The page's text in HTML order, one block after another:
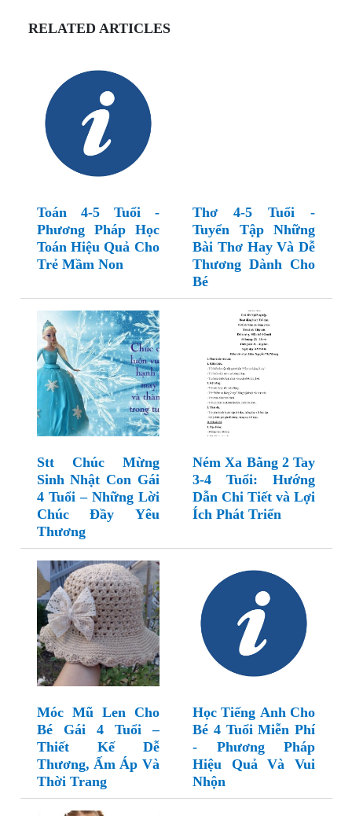
RELATED ARTICLES
Toán 4-5 Tuổi -
Phương Pháp Học
Toán Hiệu Quả Cho
Trẻ Mầm Non
Thơ 4-5 Tuổi -
Tuyển Tập Những
Bài Thơ Hay Và Dễ
Thương Dành Cho
Bé
Stt Chúc Mừng
Sinh Nhật Con Gái
4 Tuổi – Những Lời
Chúc Đầy Yêu
Thương
Ném Xa Bằng 2 Tay
3-4 Tuổi: Hướng
Dẫn Chi Tiết và Lợi
Ích Phát Triển
Móc Mũ Len Cho
Bé Gái 4 Tuổi –
Thiết Kế Dễ
Thương, Ấm Áp Và
Thời Trang
Học Tiếng Anh Cho
Bé 4 Tuổi Miễn Phí
- Phương Pháp
Hiệu Quả Và Vui
Nhộn